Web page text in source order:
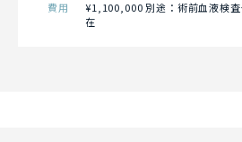
費用
¥1,100,000 別途：術前血液検
在